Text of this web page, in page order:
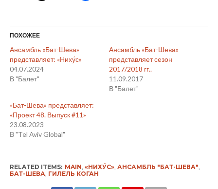
ПОХОЖЕЕ
Ансамбль «Бат-Шева»
представляет: «Ниху́с»
04.07.2024
В "Балет"
Ансамбль «Бат-Шева»
представляет сезон
2017/2018 гг..
11.09.2017
В "Балет"
«Бат-Шева» представляет:
«Проект 48. Выпуск #11»
23.08.2023
В "Tel Aviv Global"
RELATED ITEMS: MAIN «НИХУ́С», АНСАМБЛЬ "БАТ-ШЕВА"
БАТ-ШЕВА ГИЛЕЛЬ КОГАН